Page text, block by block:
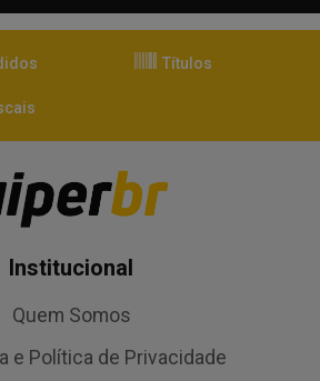
Títulos
Institucional
Quem Somos
e Política de Privacidade